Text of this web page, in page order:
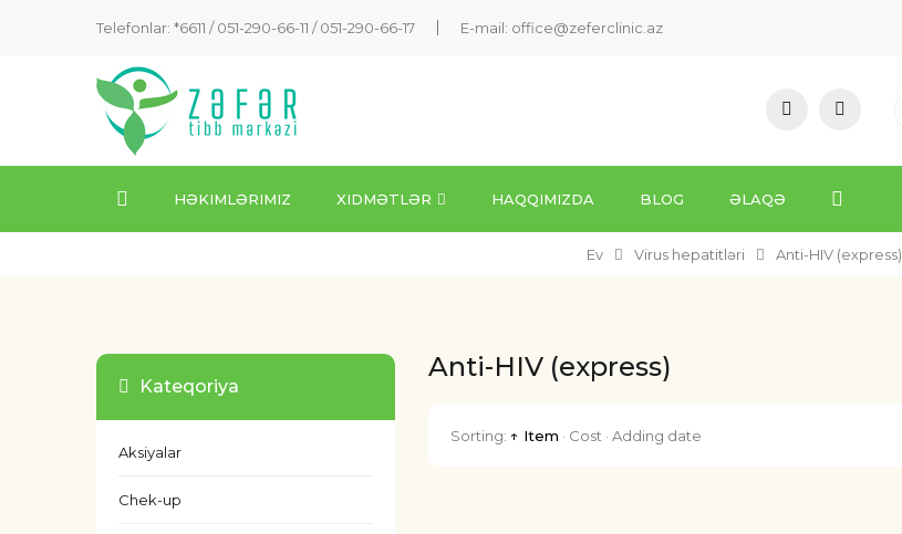
Telefonlar: *6611 /051-290-66-11 /051-290-66-17 E-mail: office@zeferclinic.az
HƏKIMLƏRIMIZ XIDMƏTLƏR HAQQIMIZDA BLOG ƏLAQƏ
Ev Virus hepatitləri Anti-HIV (express)
Anti-HIV (express)
Sorting:↑ Item · Cost ·Adding date
Kateqoriya
Aksiyalar
Chek-up